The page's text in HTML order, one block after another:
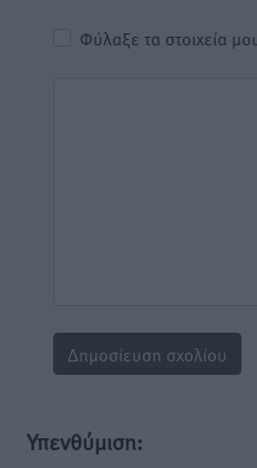
Φύλαξε τα στοιχεία
Υπενθύμιση: